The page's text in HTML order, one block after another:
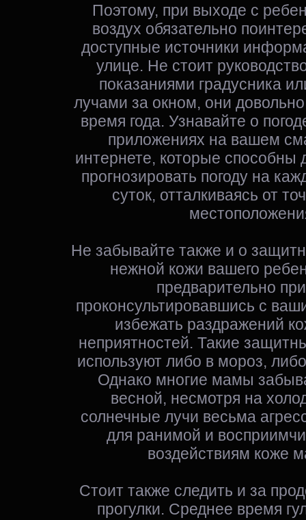
Поэтому, при выходе с
воздух обязательно
доступные источники
улице. Не стоит
показаниями градусника
лучами за окном, они
время года. Узнавайте о
приложениях на вашем
интернете, которые способны
прогнозировать погоду на
суток, отталкиваясь от
Не забывайте также и о
нежной кожи вашего
предварительно
проконсультировавшись с
избежать раздражений
неприятностей. Такие
используют либо в мороз,
Однако многие мамы
весной, несмотря на
солнечные лучи весьма
для ранимой и
воздействиям коже
Стоит также следить и за
прогулки. Среднее время